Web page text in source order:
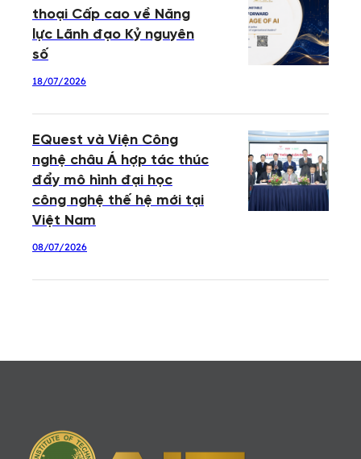
thoại Cấp cao về Năng
lực Lãnh đạo Kỷ nguyên
số
18/07/2026
EQuest và Viện Công
nghệ châu Á hợp tác thúc
đẩy mô hình đại học
công nghệ thế hệ mới tại
Việt Nam
08/07/2026